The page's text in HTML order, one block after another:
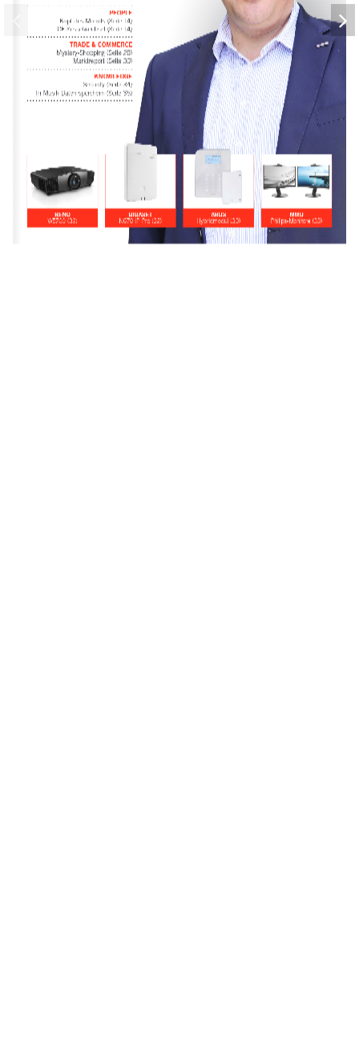
PEOPLE
Kopf des Monats (Seite 14)
CE-Sesselwechsel (Seite 14)
TRADE & COMMERCE
Mystery-Shopping (Seite 28)
Marktreport (Seite 30)
KNOWLEDGE
Security (Seite 34)
In Musik Daten speichern (Seite 35)
BENQ
W5700 (32)
GIGASET
N670 IP Pro (32)
ABUS
Hybridmodul (33)
MMD
Philips-Monitore (33)